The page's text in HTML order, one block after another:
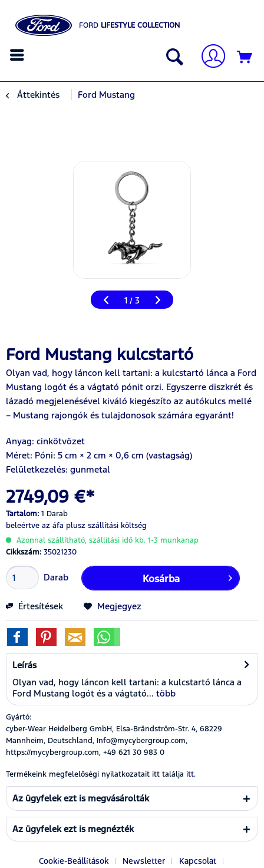
FORD LIFESTYLE COLLECTION
Áttekintés Ford Mustang
1 / 3
Ford Mustang kulcstartó
Olyan vad, hogy láncon kell tartani: a kulcstartó lánca a Ford
Mustang logót és a vágtató pónit orzi. Egyszerre diszkrét és
lázadó megjelenésével kiváló kiegészíto az autókulcs mellé
– Mustang rajongók és tulajdonosok számára egyaránt!
Anyag: cinkötvözet
Méret: Póni: 5 cm × 2 cm × 0,6 cm (vastagság)
Felületkezelés: gunmetal
2749,09 €*
Tartalom: 1 Darab
beleértve az áfa plusz szállítási költség
Azonnal szállítható, szállítási idő kb. 1-3 munkanap
Cikkszám: 35021230
Darab Kosárba
Értesítések Megjegyez
Leírás
Olyan vad, hogy láncon kell tartani: a kulcstartó lánca a
Ford Mustang logót és a vágtató... több
Gyártó:
cyber-Wear Heidelberg GmbH, Elsa-Brändström-Str. 4, 68229
Mannheim, Deutschland, Info@mycybergroup.com,
https://mycybergroup.com, +49 621 30 983 0
Termékeink megfelelőségi nyilatkozatait itt találja itt.
Az ügyfelek ezt is megvásárolták
Az ügyfelek ezt is megnézték
Cookie-Beállítások Newsletter
Kapcsolat